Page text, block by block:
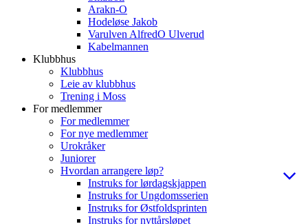
Arakn-O
Hodeløse Jakob
Varulven AlfredO Ulverud
Kabelmannen
Klubbhus
Klubbhus
Leie av klubbhus
Trening i Moss
For medlemmer
For medlemmer
For nye medlemmer
Urokråker
Juniorer
Hvordan arrangere løp?
Instruks for lørdagskjappen
Instruks for Ungdomsserien
Instruks for Østfoldsprinten
Instruks for nyttårsløpet